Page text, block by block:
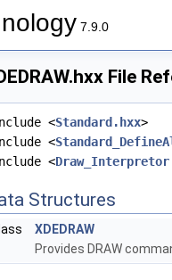
7.9.0
File
<Standard.hxx>
<
<
Structures
XDEDRAW
Provides DRAW